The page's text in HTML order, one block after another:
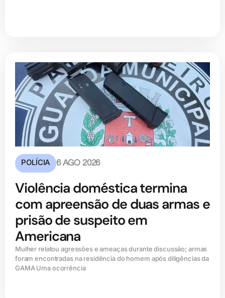
POLÍCIA 6 AGO 2026
Violência doméstica termina
com apreensão de duas armas e
prisão de suspeito em
Americana
Mulher relatou agressões e ameaças durante discussão; armas
foram encontradas na residência do homem após diligências da
GAMA Uma ocorrência